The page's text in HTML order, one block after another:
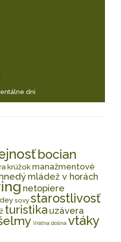
dni
bocian
krúžok manažmentové
mládež v horách
netopiere
sovystarostlivosť
turistikauzávera
Vrátna dolina vtáky